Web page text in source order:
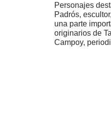
Personajes
Padrós,
una parte
originarios de
Campoy,